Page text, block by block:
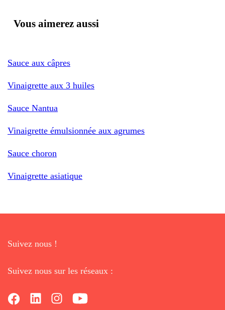
Vous aimerez aussi
Sauce aux câpres
Vinaigrette aux 3 huiles
Sauce Nantua
Vinaigrette émulsionnée aux agrumes
Sauce choron
Vinaigrette asiatique
Suivez nous !
Suivez nous sur les réseaux :